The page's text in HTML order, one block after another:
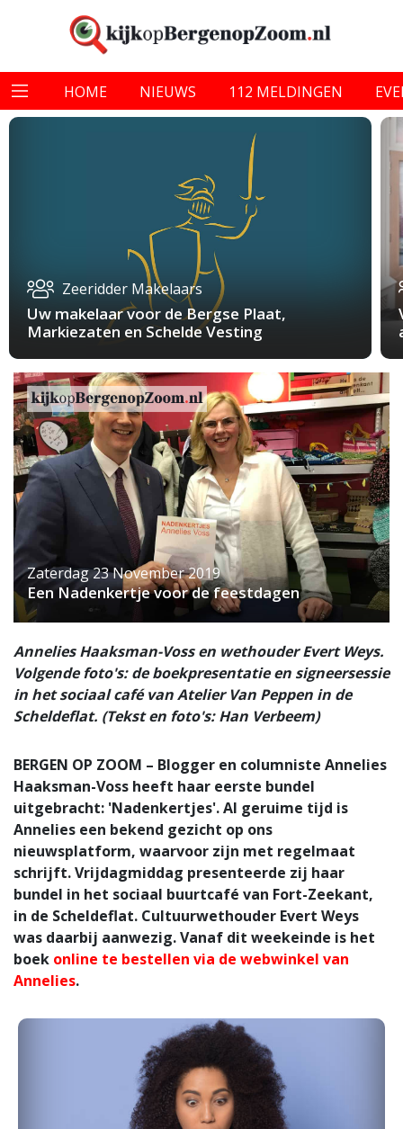
HOME NIEUWS 112 MELDINGEN
Zeeridder Makelaars
Uw makelaar voor de Bergse Plaat,
Markiezaten en Schelde Vesting
Zaterdag 23 November 2019
Een Nadenkertje voor de feestdagen
Annelies Haaksman-Voss en wethouder Evert Weys.
Volgende foto's: de boekpresentatie en signeersessie
in het sociaal café van Atelier Van Peppen in de
Scheldeflat. (Tekst en foto's: Han Verbeem)
BERGEN OP ZOOM – Blogger en columniste Annelies
Haaksman-Voss heeft haar eerste bundel
uitgebracht: 'Nadenkertjes'. Al geruime tijd is
Annelies een bekend gezicht op ons
nieuwsplatform, waarvoor zijn met regelmaat
schrijft. Vrijdagmiddag presenteerde zij haar
bundel in het sociaal buurtcafé van Fort-Zeekant,
in de Scheldeflat. Cultuurwethouder Evert Weys
was daarbij aanwezig. Vanaf dit weekeinde is het
boek online te bestellen via de webwinkel van
Annelies.